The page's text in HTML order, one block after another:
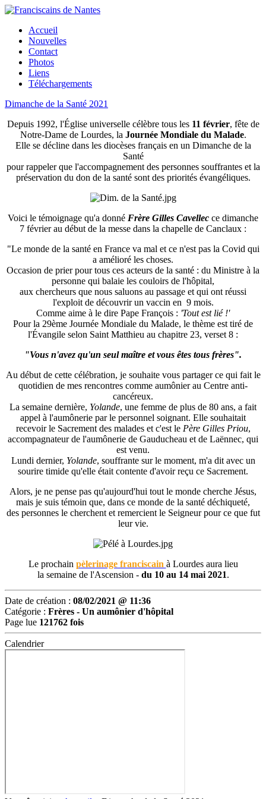
Accueil
Nouvelles
Contact
Photos
Liens
Téléchargements
Dimanche de la Santé 2021
Depuis 1992, l'Église universelle célèbre tous les 11 février, fête de
Notre-Dame de Lourdes, la Journée Mondiale du Malade.
Elle se décline dans les diocèses français en un Dimanche de la
Santé
pour rappeler que l'accompagnement des personnes souffrantes et la
préservation du don de la santé sont des priorités évangéliques.
Voici le témoignage qu'a donné Frère Gilles Cavellec ce dimanche
7 février au début de la messe dans la chapelle de Canclaux :
"Le monde de la santé en France va mal et ce n'est pas la Covid qui
a amélioré les choses.
Occasion de prier pour tous ces acteurs de la santé : du Ministre à la
personne qui balaie les couloirs de l'hôpital,
aux chercheurs que nous saluons au passage et qui ont réussi
l'exploit de découvrir un vaccin en 9 mois.
Comme aime à le dire Pape François : 'Tout est lié !'
Pour la 29ème Journée Mondiale du Malade, le thème est tiré de
l'Évangile selon Saint Matthieu au chapitre 23, verset 8 :
"Vous n'avez qu'un seul maître et vous êtes tous frères".
Au début de cette célébration, je souhaite vous partager ce qui fait le
quotidien de mes rencontres comme aumônier au Centre anti-
cancéreux.
La semaine dernière, Yolande, une femme de plus de 80 ans, a fait
appel à l'aumônerie par le personnel soignant. Elle souhaitait
recevoir le Sacrement des malades et c'est le Père Gilles Priou,
accompagnateur de l'aumônerie de Gauducheau et de Laënnec, qui
est venu.
Lundi dernier, Yolande, souffrante sur le moment, m'a dit avec un
sourire timide qu'elle était contente d'avoir reçu ce Sacrement.
Alors, je ne pense pas qu'aujourd'hui tout le monde cherche Jésus,
mais je suis témoin que, dans ce monde de la santé déchiqueté,
des personnes le cherchent et remercient le Seigneur pour ce que fut
leur vie.
Le prochain pèlerinage franciscain à Lourdes aura lieu
la semaine de l'Ascension - du 10 au 14 mai 2021.
Date de création : 08/02/2021 @ 11:36
Catégorie : Frères - Un aumônier d'hôpital
Page lue 121762 fois
Calendrier